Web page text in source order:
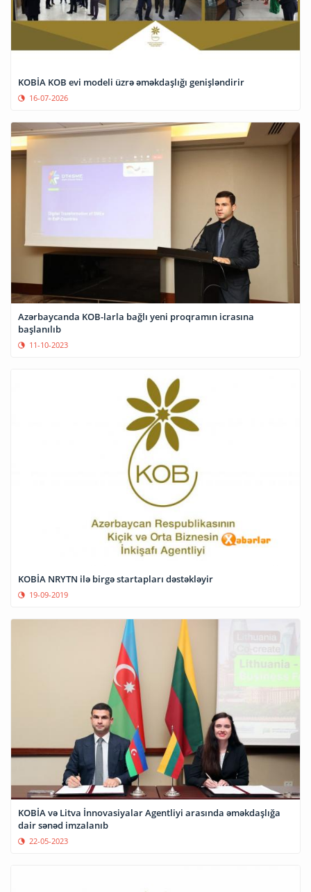
KOBİA KOB evi modeli üzrə əməkdaşlığı genişləndirir
16-07-2026
Azərbaycanda KOB-larla bağlı yeni proqramın icrasına
başlanılıb
11-10-2023
KOBİA NRYTN ilə birgə startapları dəstəkləyir
19-09-2019
KOBİA və Litva İnnovasiyalar Agentliyi arasında əməkdaşlığa
dair sənəd imzalanıb
22-05-2023